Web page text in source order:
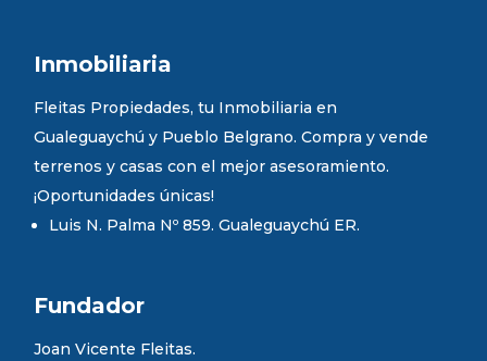
Inmobiliaria
Fleitas Propiedades, tu Inmobiliaria en
Gualeguaychú y Pueblo Belgrano. Compra y vende
terrenos y casas con el mejor asesoramiento.
¡Oportunidades únicas!
Luis N. Palma Nº 859. Gualeguaychú ER.
Fundador
Joan Vicente Fleitas.